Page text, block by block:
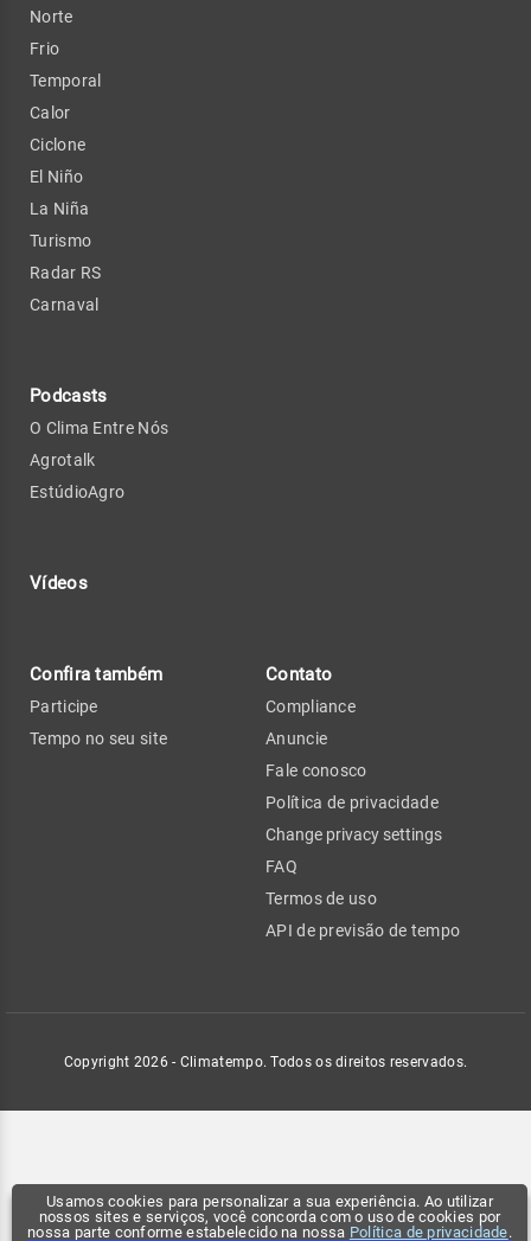
Usamos cookies para personalizar a sua experiência. Ao utilizar
nossos sites e serviços, você concorda com o uso de cookies por
nossa parte conforme estabelecido na nossa Política de privacidade.
Norte
Frio
Temporal
Calor
Ciclone
El Niño
La Niña
Turismo
Radar RS
Carnaval
Podcasts
O Clima Entre Nós
Agrotalk
EstúdioAgro
Vídeos
Confira também
Participe
Tempo no seu site
Contato
Compliance
Anuncie
Fale conosco
Política de privacidade
Change privacy settings
FAQ
Termos de uso
API de previsão de tempo
Copyright 2026 - Climatempo. Todos os direitos reservados.